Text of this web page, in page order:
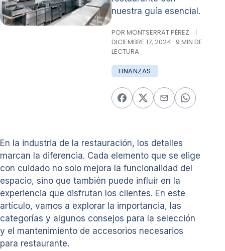
nuestra guía esencial.
POR MONTSERRAT PÉREZ
|
DICIEMBRE 17, 2024 · 9 MIN DE
LECTURA
FINANZAS
En la industria de la restauración, los detalles
marcan la diferencia. Cada elemento que se elige
con cuidado no solo mejora la funcionalidad del
espacio, sino que también puede influir en la
experiencia que disfrutan los clientes. En este
artículo, vamos a explorar la importancia, las
categorías y algunos consejos para la selección
y el mantenimiento de accesorios necesarios
para restaurante.